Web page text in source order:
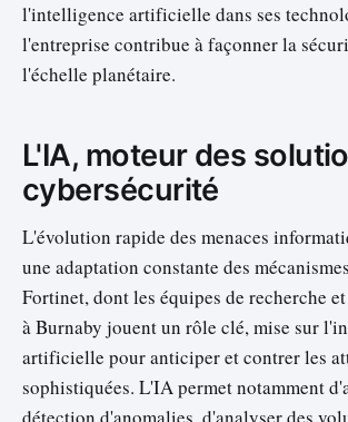
l'intelligence artificielle dans ses
l'entreprise contribue à façonner la
l'échelle planétaire.
L'IA, moteur des
cybersécurité
L'évolution rapide des menaces
une adaptation constante des
Fortinet, dont les équipes de recherche
à Burnaby jouent un rôle clé, mise sur
artificielle pour anticiper et contrer les
sophistiquées. L'IA permet notamment